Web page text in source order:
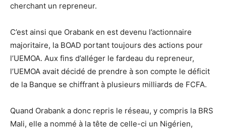
cherchant un repreneur.
C’est ainsi que Orabank en est devenu l’actionnaire
majoritaire, la BOAD portant toujours des actions pour
l’UEMOA. Aux fins d’alléger le fardeau du repreneur,
l’UEMOA avait décidé de prendre à son compte le déficit
de la Banque se chiffrant à plusieurs milliards de FCFA.
Quand Orabank a donc repris le réseau, y compris la BRS
Mali, elle a nommé à la tête de celle-ci un Nigérien,